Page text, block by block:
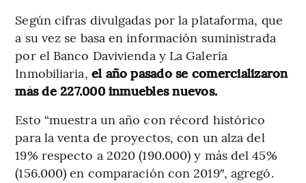
Según cifras divulgadas por la plataforma, que
a su vez se basa en información suministrada
por el Banco Davivienda y La Galería
Inmobiliaria, el año pasado se comercializaron
más de 227.000 inmuebles nuevos.
Esto “muestra un año con récord histórico
para la venta de proyectos, con un alza del
19% respecto a 2020 (190.000) y más del 45%
(156.000) en comparación con 2019″, agregó.